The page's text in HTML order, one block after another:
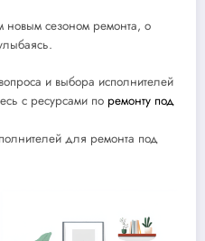
новым сезоном ремонта, о
и выбора исполнителей
с ресурсами по ремонту под
для ремонта под